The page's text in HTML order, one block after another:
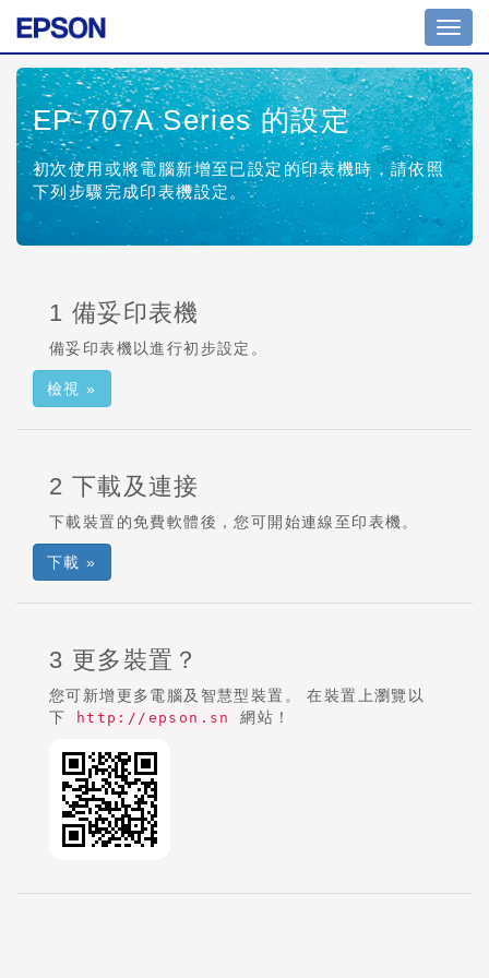
切
換
導
覽
EP-707A Series的設定
初次使用或將電腦新增至已設定的印表機時，請依照
下列步驟完成印表機設定。
1 備妥印表機
備妥印表機以進行初步設定。
檢視 »
2 下載及連接
下載裝置的免費軟體後，您可開始連線至印表機。
下載 »
3 更多裝置？
您可新增更多電腦及智慧型裝置。 在裝置上瀏覽以
下
http://epson.sn 網站！